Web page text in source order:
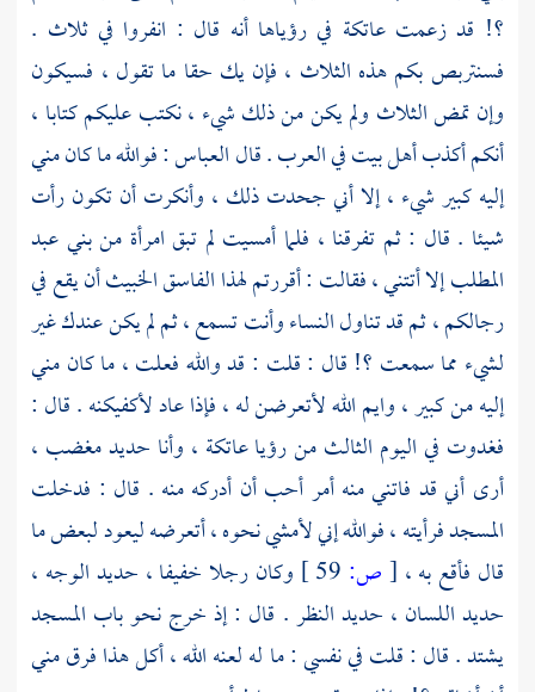
؟! قد زعمتعاتكة في رؤياها أنه قال : انفروا في ثلاث .
فسنتربص بكم هذه الثلاث ، فإن يك حقا ما تقول ، فسيكون
وإن تمض الثلاث ولم يكن من ذلك شيء ، نكتب عليكم كتابا ،
أنكم أكذب أهل بيت في العرب . قالالعباس: فوالله ما كان مني
إليه كبير شيء ، إلا أني جحدت ذلك ، وأنكرت أن تكون رأت
شيئا . قال : ثم تفرقنا ، فلما أمسيت لم تبق امرأة منبني عبد
المطلبإلا أتتني ، فقالت : أقررتم لهذا الفاسق الخبيث أن يقع في
رجالكم ، ثم قد تناول النساء وأنت تسمع ، ثم لم يكن عندك غير
لشيء مما سمعت ؟! قال : قلت : قد والله فعلت ، ما كان مني
إليه من كبير ، وايم الله لأتعرضن له ، فإذا عاد لأكفيكنه . قال :
فغدوت في اليوم الثالث من رؤياعاتكة ، وأنا حديد مغضب ،
أرى أني قد فاتني منه أمر أحب أن أدركه منه . قال : فدخلت
المسجد فرأيته ، فوالله إني لأمشي نحوه ، أتعرضه ليعود لبعض ما
قال فأقع به ، [ص:
وكان رجلا خفيفا ، حديد الوجه ،
حديد اللسان ، حديد النظر . قال : إذ خرج نحو باب المسجد
يشتد . قال : قلت في نفسي : ما له لعنه الله ، أكل هذا فرق مني